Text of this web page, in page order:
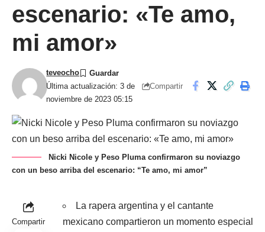
escenario: «Te amo,
mi amor»
Última actualización: 3 de
noviembre de 2023 05:15
teveocho
Compartir
Nicki Nicole y Peso Pluma confirmaron su noviazgo
con un beso arriba del escenario: “Te amo, mi amor”
Compartir
La rapera argentina y el cantante
mexicano compartieron un momento especial